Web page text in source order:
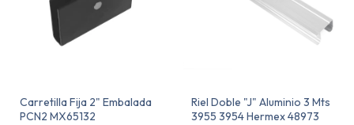
Carretilla Fija 2" Embalada
PCN2 MX65132
Riel Doble "J" Aluminio 3 Mts
3955 3954 Hermex 48973